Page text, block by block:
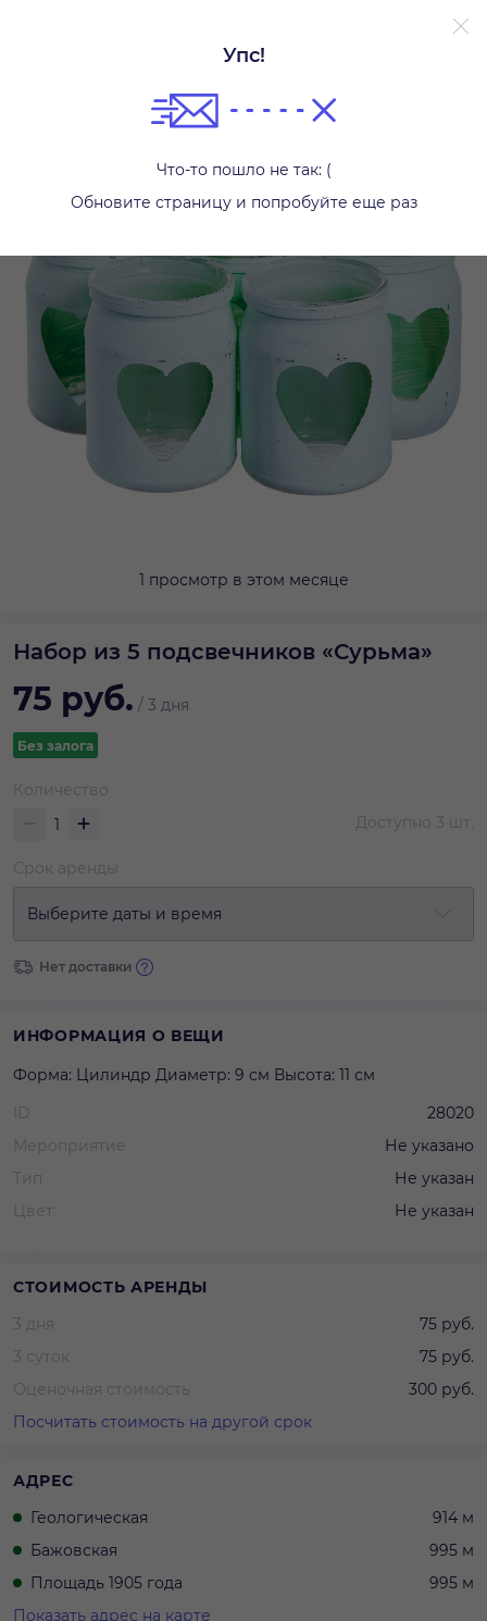
Упс!
Что-то пошло не так: (
Обновите страницу и попробуйте еще раз
1 просмотр в этом месяце
Набор из 5 подсвечников «Сурьма»
75 руб. / 3 дня
Без залога
Количество
Доступно 3 шт.
Срок аренды
Выберите даты и время
Нет доставки
ИНФОРМАЦИЯ О ВЕЩИ
Форма: Цилиндр Диаметр: 9 см Высота: 11 см
ID
28020
Мероприятие
Не указано
Тип
Не указан
Цвет
Не указан
СТОИМОСТЬ АРЕНДЫ
3 дня
75 руб.
3 суток
75 руб.
Оценочная стоимость
300 руб.
Посчитать стоимость на другой срок
АДРЕС
Геологическая
914 м
Бажовская
995 м
Площадь 1905 года
995 м
Показать адрес на карте